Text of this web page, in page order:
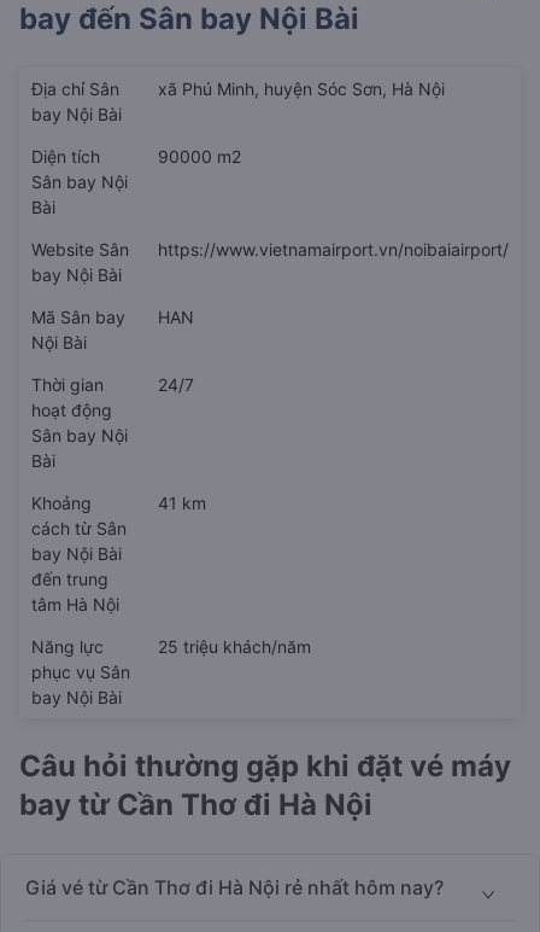
bay đến Sân bay Nội Bài
Địa chỉ Sân
bay Nội Bài
xã Phú Minh, huyện Sóc Sơn, Hà Nội
Diện tích
Sân bay Nội
Bài
90000 m2
Website Sân
bay Nội Bài
https://www.vietnamairport.vn/noibaiairport/
Mã Sân bay
Nội Bài
HAN
Thời gian
hoạt động
Sân bay Nội
Bài
24/7
Khoảng
cách từ Sân
bay Nội Bài
đến trung
tâm Hà Nội
41 km
Năng lực
phục vụ Sân
bay Nội Bài
25 triệu khách/năm
Câu hỏi thường gặp khi đặt vé máy
bay từ Cần Thơ đi Hà Nội
Giá vé từ Cần Thơ đi Hà Nội rẻ nhất hôm nay?